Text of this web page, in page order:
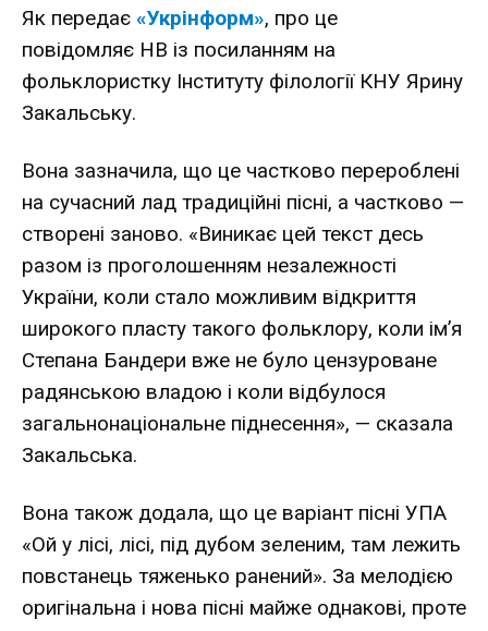
Як передає «Укрінформ», про це
повідомляє НВ із посиланням на
фольклористку Інституту філології КНУ Ярину
Закальську.
Вона зазначила, що це частково перероблені
на сучасний лад традиційні пісні, а частково —
створені заново. «Виникає цей текст десь
разом із проголошенням незалежності
України, коли стало можливим відкриття
широкого пласту такого фольклору, коли ім’я
Степана Бандери вже не було цензуроване
радянською владою і коли відбулося
загальнонаціональне піднесення», — сказала
Закальська.
Вона також додала, що це варіант пісні УПА
«Ой у лісі, лісі, під дубом зеленим, там лежить
повстанець тяженько ранений». За мелодією
оригінальна і нова пісні майже однакові, проте